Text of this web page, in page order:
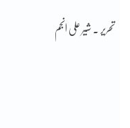
تحریر ۔ شیر علی انجم